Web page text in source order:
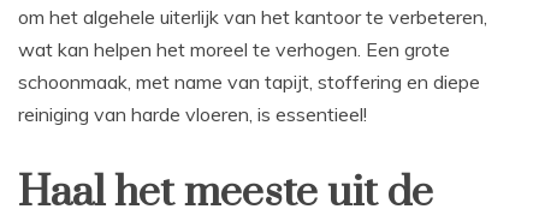
om het algehele uiterlijk van het kantoor te verbeteren,
wat kan helpen het moreel te verhogen. Een grote
schoonmaak, met name van tapijt, stoffering en diepe
reiniging van harde vloeren, is essentieel!
Haal het meeste uit de